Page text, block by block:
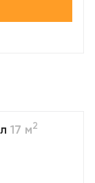
17 м2